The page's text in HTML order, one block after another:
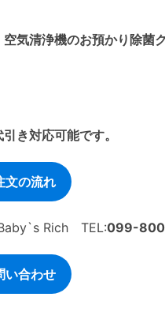
気清浄機のお預かり除菌
き対応可能です。
文の流れ
Rich TEL:099-
い合わせ